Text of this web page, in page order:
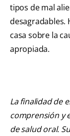
tipos de mal
desagradables.
casa sobre la
apropiada.
La finalidad de
comprensión y
de salud oral.